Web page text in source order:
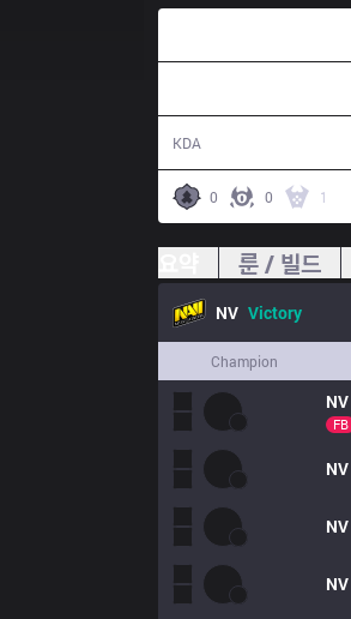
KDA
0 0 1
룬 / 빌드
NV Victory
Champion
NV
FB
NV
NV
NV